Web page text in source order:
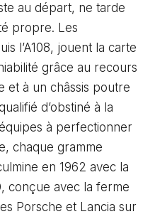
au départ, ne tarde
propre. Les
l’A108, jouent la carte
grâce au recours
et à un châssis poutre
d’obstiné à la
à perfectionner
chaque gramme
en 1962 avec la
conçue avec la ferme
Porsche et Lancia sur